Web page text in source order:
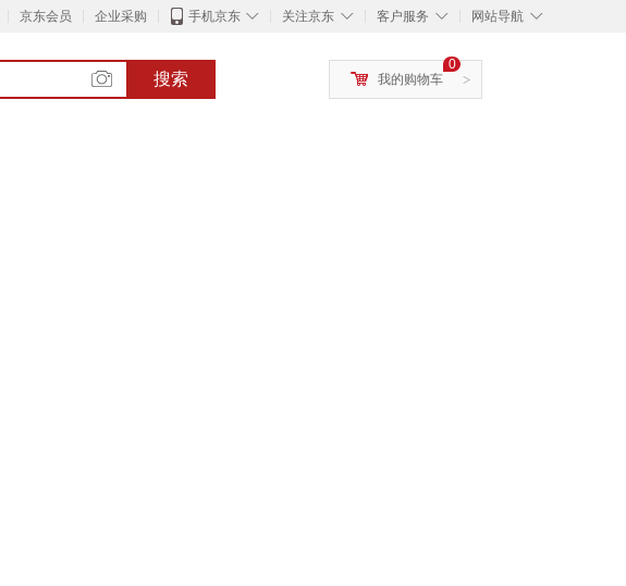
京东会员 企业采购 ◇
手机京东 ◇
关注京东 ◇
客户服务 ◇
网站导航
搜索 >
0
我的购物车